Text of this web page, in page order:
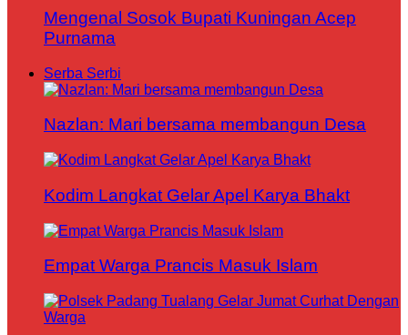
Mengenal Sosok Bupati Kuningan Acep
Purnama
Serba Serbi
Nazlan: Mari bersama membangun Desa
Kodim Langkat Gelar Apel Karya Bhakt
Empat Warga Prancis Masuk Islam